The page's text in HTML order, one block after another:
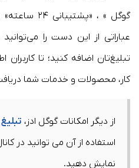
گوگل » ،
عباراتی از این دست را
تبلیغ‌تان اضافه کنید؛ تا
کار، محصولات و خدمات شما
از دیگر امکانات گوگل ادز،
استفاده از آن می توانید در
نمایش دهید.